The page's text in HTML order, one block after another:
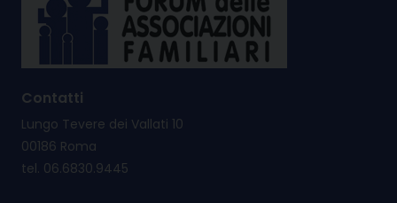
Contatti
Lungo Tevere dei Vallati 10
00186 Roma
tel. 06.6830.9445